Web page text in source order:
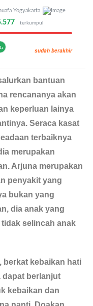
Yogyakarta
terkumpul
sudah berakhir
bantuan
rencananya akan
keperluan lainya
Seraca kasat
terbaiknya
merupakan
Arjuna merupakan
penyakit yang
bukan yang
dia anak yang
selincah anak
berkat kebaikan hati
dapat berlanjut
kebaikan dan